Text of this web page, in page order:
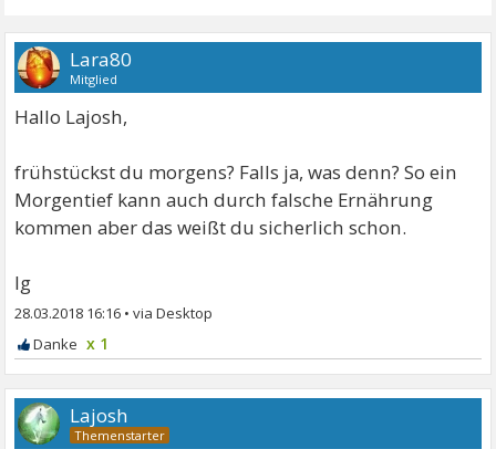
Lara80
Mitglied
Hallo Lajosh,
frühstückst du morgens? Falls ja, was denn? So ein
Morgentief kann auch durch falsche Ernährung
kommen aber das weißt du sicherlich schon.
lg
28.03.2018 16:16 •
x 1
Lajosh